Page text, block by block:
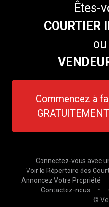
Êtes-
COURTIER
Commencez à
Connectez-vous avec
Voir le Répertoire des
Annoncez Votre Propriété
Contactez-nous
•
©